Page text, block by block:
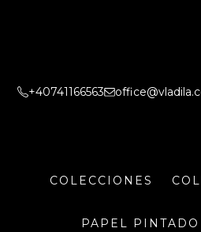
+40741166563
COLECCIONES
PAPEL PINTADO